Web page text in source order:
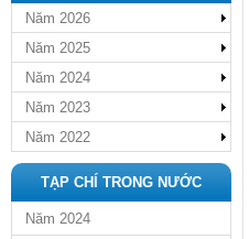
Năm 2026
Năm 2025
Năm 2024
Năm 2023
Năm 2022
TẠP CHÍ TRONG NƯỚC
Năm 2024